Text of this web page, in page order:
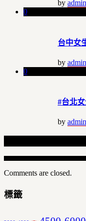
by admin
0
台中女
by admin
0
#台北
by admin
Comments are closed.
標籤